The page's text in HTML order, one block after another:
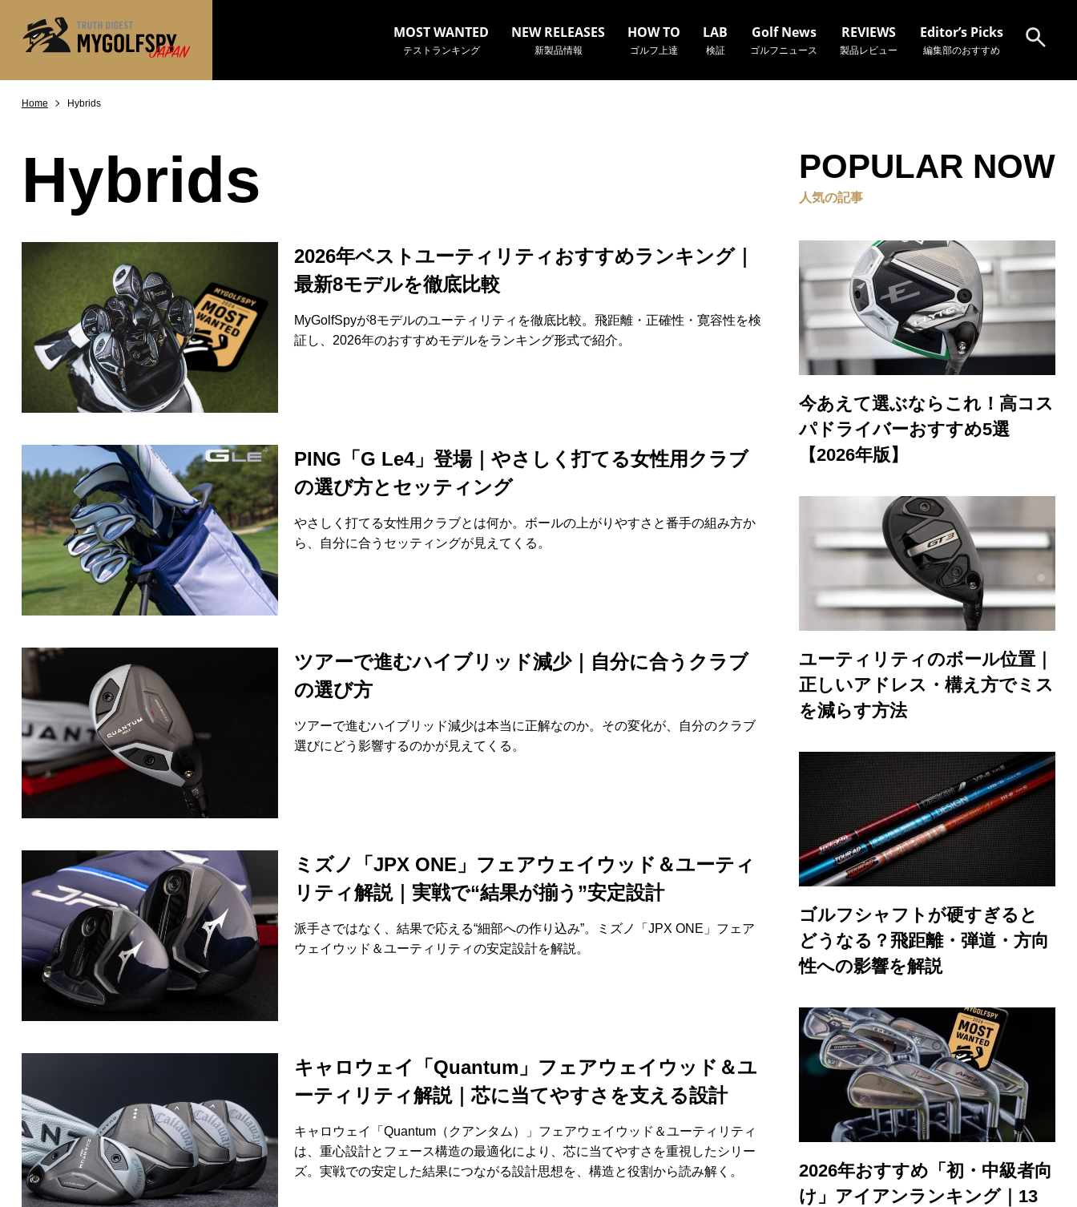
MOST WANTED
テストランキング
NEW RELEASES
新製品情報
HOW TO
ゴルフ上達
LAB
検証
Golf News
ゴルフニュース
REVIEWS
製品レビュー
Editor’s Picks
編集部のおすすめ
Home Hybrids
Hybrids
2026年ベストユーティリティおすすめランキング｜
最新8モデルを徹底比較
MyGolfSpyが8モデルのユーティリティを徹底比較。飛距離・正確性・寛容性を検
証し、2026年のおすすめモデルをランキング形式で紹介。
PING「G Le4」登場｜やさしく打てる女性用クラブ
の選び方とセッティング
やさしく打てる女性用クラブとは何か。ボールの上がりやすさと番手の組み方か
ら、自分に合うセッティングが見えてくる。
ツアーで進むハイブリッド減少｜自分に合うクラブ
の選び方
ツアーで進むハイブリッド減少は本当に正解なのか。その変化が、自分のクラブ
選びにどう影響するのかが見えてくる。
ミズノ「JPX ONE」フェアウェイウッド＆ユーティ
リティ解説｜実戦で“結果が揃う”安定設計
派手さではなく、結果で応える“細部への作り込み”。ミズノ「JPX ONE」フェア
ウェイウッド＆ユーティリティの安定設計を解説。
キャロウェイ「Quantum」フェアウェイウッド＆ユ
ーティリティ解説｜芯に当てやすさを支える設計
キャロウェイ「Quantum（クアンタム）」フェアウェイウッド＆ユーティリティ
は、重心設計とフェース構造の最適化により、芯に当てやすさを重視したシリー
ズ。実戦での安定した結果につながる設計思想を、構造と役割から読み解く。
POPULAR NOW
人気の記事
今あえて選ぶならこれ！高コス
パドライバーおすすめ5選
【2026年版】
ユーティリティのボール位置｜
正しいアドレス・構え方でミス
を減らす方法
ゴルフシャフトが硬すぎると
どうなる？飛距離・弾道・方向
性への影響を解説
2026年おすすめ「初・中級者向
け」アイアンランキング｜13
MOST WANTED
HOW TO ゴルフ上達・実践テクニック
テスト・データ検証
Golf News
製品レビュー
DRIVERS ドライバー
FAIRWAY WOODS フェアウェイウッド
HYBRIDS ハイブリッド
IRONS アイアン
WEDGES ウェッジ
PUTTERS パター
OTHER その他
Editor’s Picks 編集部のおすすめ
Our Team 私たちのチーム
Our Mission 私たちの使命
ABOUT US